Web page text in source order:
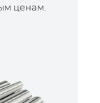
ценам.